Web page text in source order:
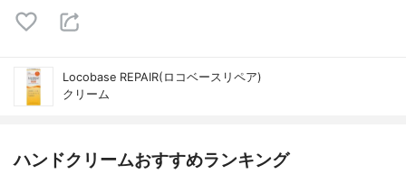
Locobase REPAIR(ロコベースリペア)
クリーム
ハンドクリームおすすめランキング